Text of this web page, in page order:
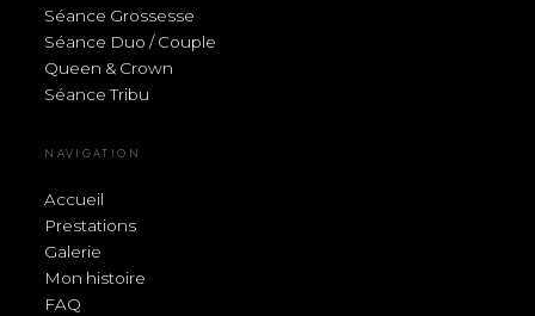
Séance Grossesse
Séance Duo / Couple
Queen & Crown
Séance Tribu
NAVIGATION
Accueil
Prestations
Galerie
Mon histoire
FAQ